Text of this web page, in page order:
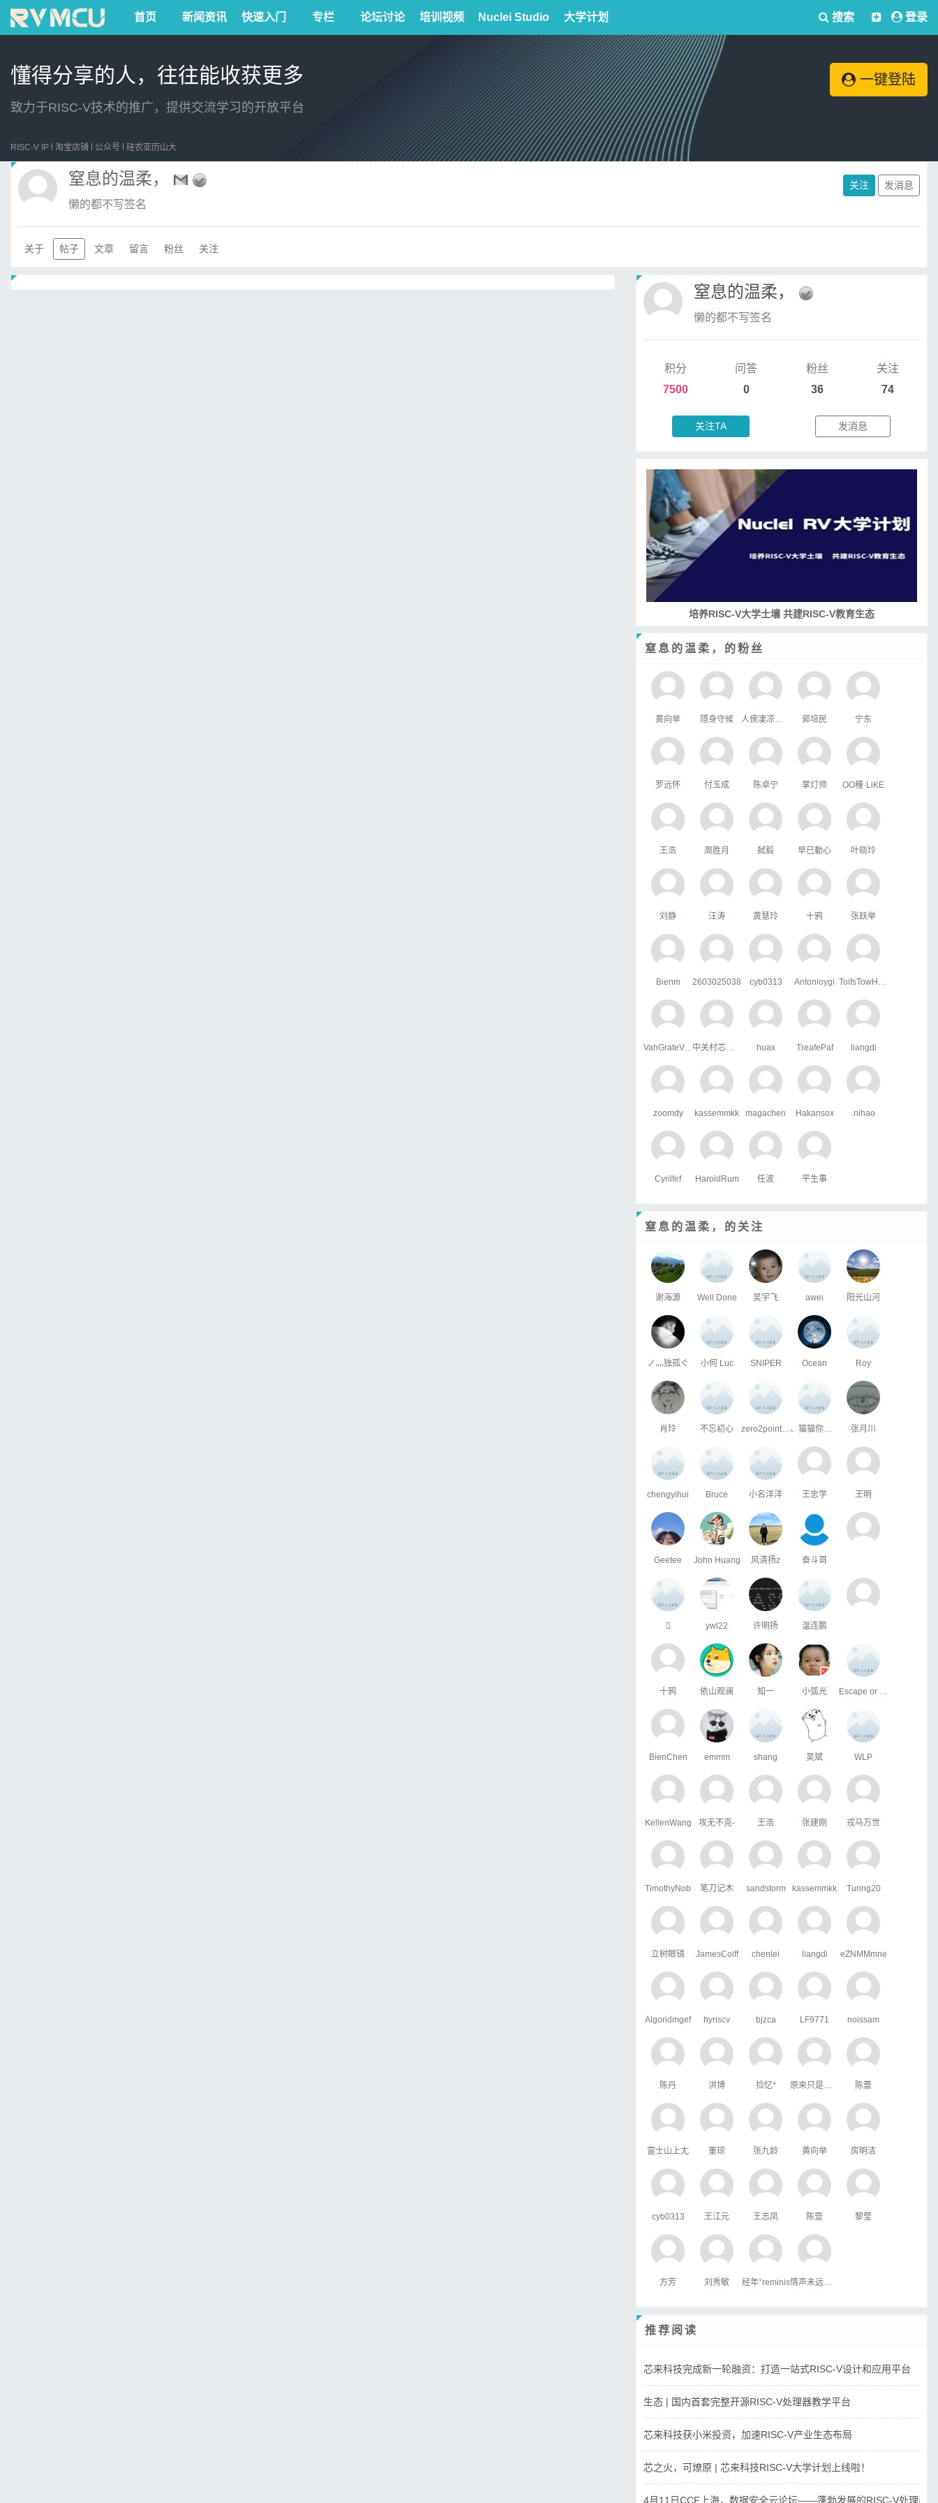
首页 新闻资讯 快速入门 专栏 论坛讨论 培训视频 Nuclei Studio 大学计划 搜索 登录
懂得分享的人，往往能收获更多
致力于RISC-V技术的推广，提供交流学习的开放平台
一键登陆
RISC-V IP 淘宝店铺 公众号 硅农亚历山大
窒息的温柔，
懒的都不写签名
关注 发消息
关于 帖子 文章 留言 粉丝 关注
窒息的温柔，
懒的都不写签名
积分
7500
问答
0
粉丝
36
关注
74
关注TA 发消息
培养RISC-V大学土壤 共建RISC-V教育生态
窒息的温柔，的粉丝
黄向举 隱身守候 郭培民 宁东
罗远怀 付玉成 陈卓宁 掌灯师 OO種·LiKE
王浩 周胜月 弑毅 早已動心 叶晓玲
刘静 汪涛 黄慧玲 十鸦 张跃举
Bienm 2603025038 cyb0313 Antonioygi
VahGrateVek huax TreafePaf liangdi
zoomdy kassemmkk magachen Hakansox .nihao
Cyrilfef HaroldRum 任波 平生事
窒息的温柔，的关注
谢海源 Well Done 吴宇飞 awei 阳光山河
ノ灬独孤ぐ 小何 Luc SNIPER Ocean Roy
肖玲 不忘初心 张月川
chengyihui Bruce 小名洋洋 王忠学 王明
Geetee John Huang 风清扬z 奋斗哥
 ywl22 许明扬 温连鹏
十鸦 依山观澜 知一 小弧光
BienChen emmm shang 吴斌 WLP
KellenWang 攻无不克- 王浩 张建刚 戎马万世
TimothyNob 笔刀记木 sandstorm kassemmkk Turing20
立树眼镜 JamesCoiff chenlei liangdi eZNMMmne
Algoridmgef hyriscv bjzca LF9771 noissam
陈丹 洪博 捡忆* 陈蕾
富士山上尢 董琼 张九龄 黄向举 房明洁
cyb0313 王江元 王志凤 陈壹 黎莹
方芳 刘秀敏 经年°reminis
推荐阅读
芯来科技完成新一轮融资：打造一站式RISC-V设计和应用平台
生态 | 国内首套完整开源RISC-V处理器教学平台
芯来科技获小米投资，加速RISC-V产业生态布局
芯之火，可燎原 | 芯来科技RISC-V大学计划上线啦！
4月11日CCF上海，数据安全云论坛——蓬勃发展的RISC-V处理器